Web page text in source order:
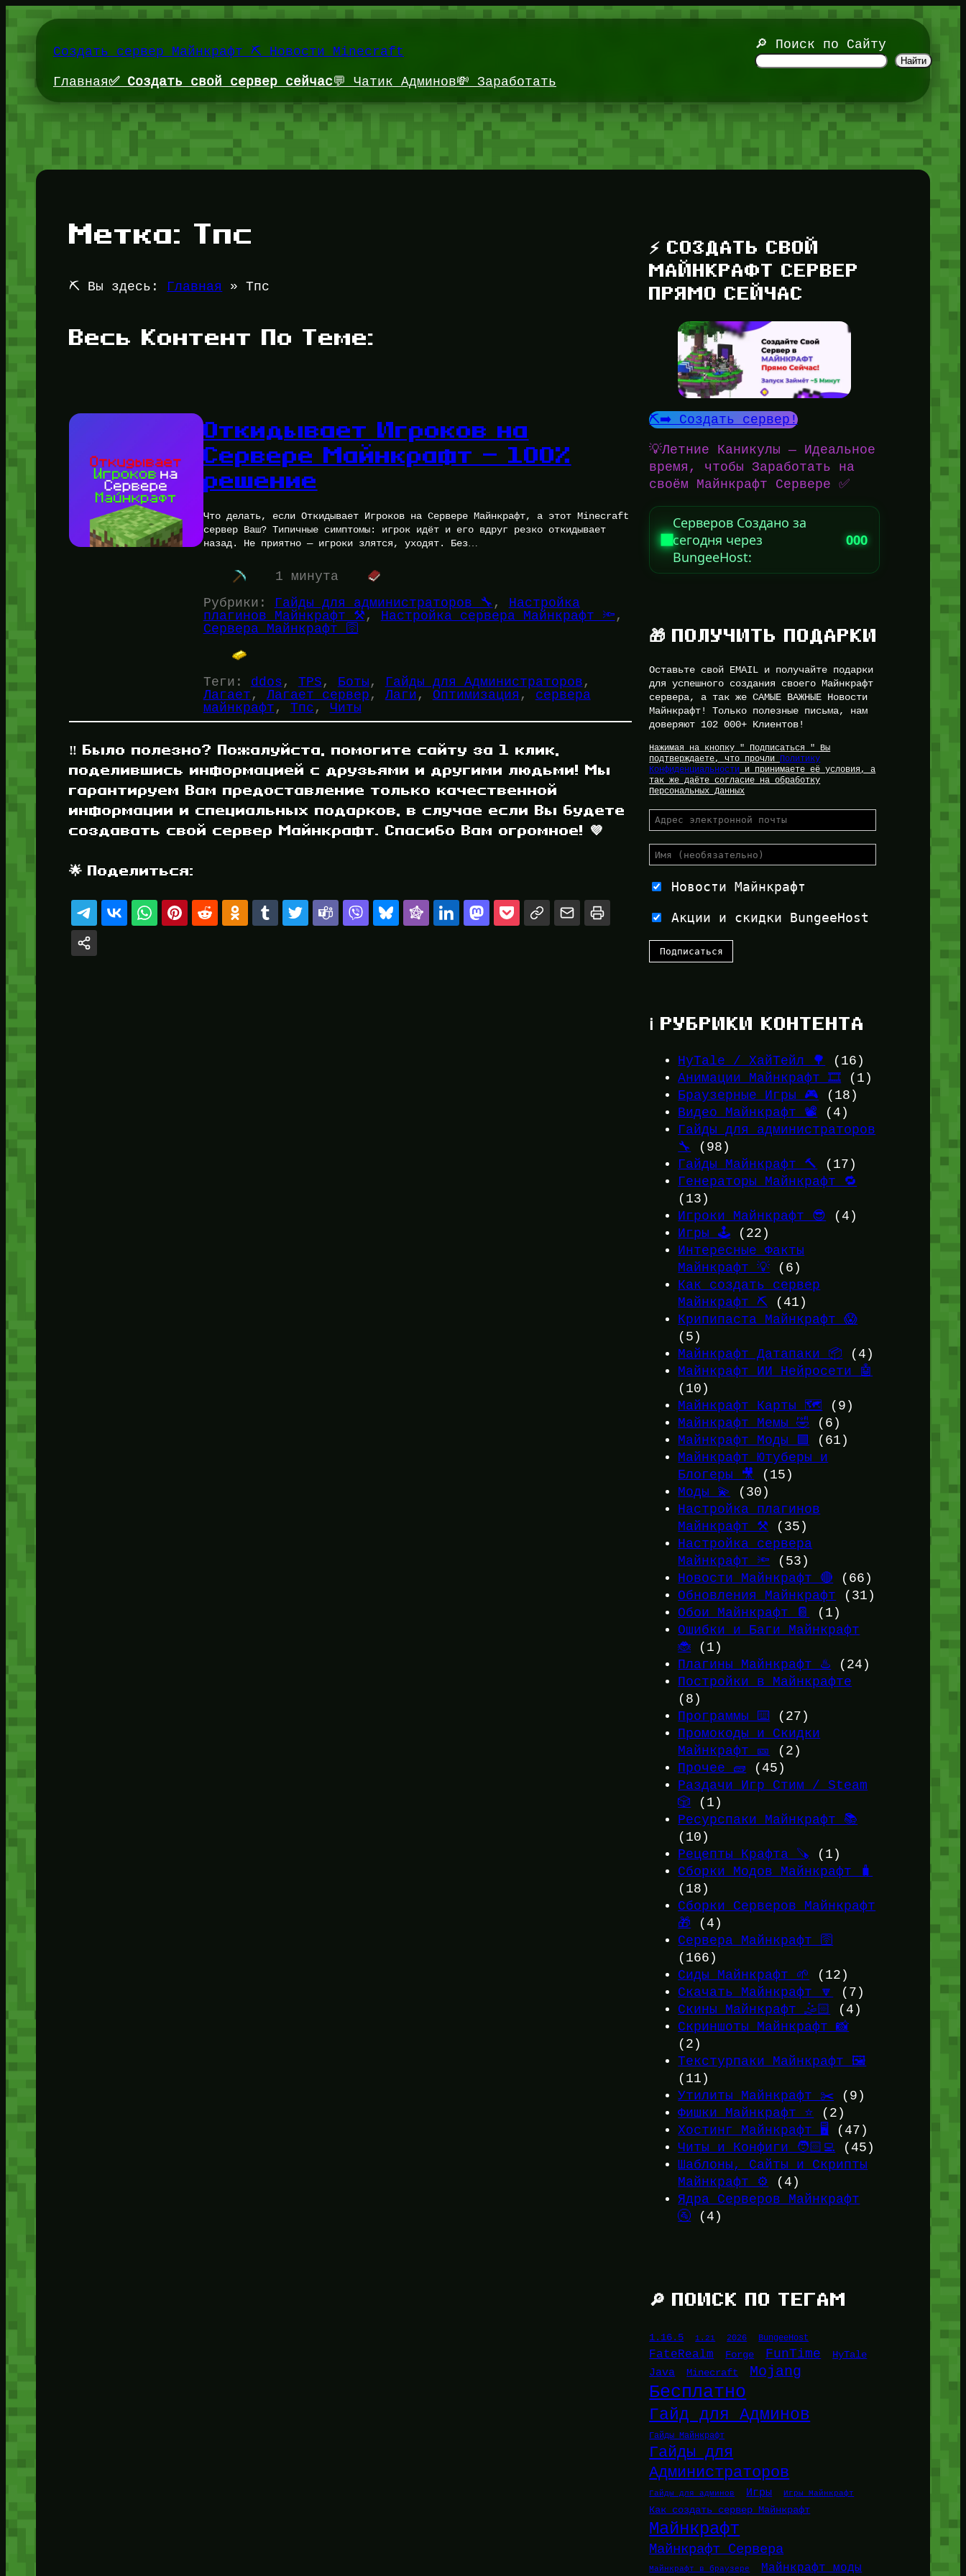
Перейти
к
содержимомуСоздать сервер Майнкрафт ⛏️ Новости Minecraft
🔎 Поиск по Сайту
Найти
Главная✅ Создать свой сервер сейчас💬 Чатик Админов💸 Заработать
Метка:Тпс
⛏️ Вы здесь: Главная »Тпс
Весь Контент По Теме:
Откидывает Игроков на
Сервере Майнкрафт — 100%
решение
Что делать, если Откидывает Игроков на Сервере Майнкрафт, а этот Minecraft
сервер Ваш? Типичные симптомы: игрок идёт и его вдруг резко откидывает
назад. Не приятно — игроки злятся, уходят. Без…
1 минута
Рубрики:
Гайды для администраторов 🔧 , Настройка
плагинов Майнкрафт ⚒️, Настройка сервера Майнкрафт 🔦
Сервера Майнкрафт 🛜
Теги: ddos , TPS , Боты , Гайды для Администраторов
Лагает , Лагает сервер , Лаги , Оптимизация , сервера
майнкрафт , Тпс , Читы
‼️ Было полезно? Пожалуйста, помогите сайту за 1 клик,
поделившись информацией с друзьями и другими людьми! Мы
гарантируем Вам предоставление только качественной
информации и специальных подарков, в случае если Вы будете
создавать свой сервер Майнкрафт. Спасибо Вам огромное! 💜
🌟 Поделиться:
⚡ СОЗДАТЬ СВОЙ
МАЙНКРАФТ СЕРВЕР
ПРЯМО СЕЙЧАС
⛏️➡️ Создать сервер!
💡Летние Каникулы — Идеальное
время, чтобы Заработать на
своём Майнкрафт Сервере ✅
Серверов Создано за
сегодня через
BungeeHost:
000
🎁 ПОЛУЧИТЬ ПОДАРКИ
Оставьте свой EMAIL и получайте подарки
для успешного создания своего Майнкрафт
сервера, а так же САМЫЕ ВАЖНЫЕ Новости
Майнкрафт! Только полезные письма, нам
доверяют 102 000+ Клиентов!
Нажимая на кнопку " Подписаться " Вы
подтверждаете, что прочли Политику
Конфиденциальности и принимаете её условия, а
так же даёте согласие на обработку
Персональных Данных
Новости Майнкрафт
Акции и скидки BungeeHost
ℹ️ РУБРИКИ КОНТЕНТА
HyTale / ХайТейл 🌳
(16)
Анимации Майнкрафт 🎞️ (1)
Браузерные Игры 🎮 (18)
Видео Майнкрафт 📽️ (4)
Гайды для администраторов
🔧
(98)
Гайды Майнкрафт 🔨
(17)
Генераторы Майнкрафт 🔁
(13)
Игроки Майнкрафт 😎 (4)
Игры 🕹️ (22)
Интересные Факты
Майнкрафт 💡 (6)
Как создать сервер
Майнкрафт ⛏️ (41)
Крипипаста Майнкрафт 😱
(5)
Майнкрафт Датапаки 📦 (4)
Майнкрафт ИИ Нейросети 🤖
(10)
Майнкрафт Карты 🗺️ (9)
Майнкрафт Мемы 🤣 (6)
Майнкрафт Моды 🟩
(61)
Майнкрафт Ютуберы и
Блогеры 🎥
(15)
Моды 💫
(30)
Настройка плагинов
Майнкрафт ⚒️ (35)
Настройка сервера
Майнкрафт 🔦 (53)
Новости Майнкрафт 🔴 (66)
Обновления Майнкрафт (31)
Обои Майнкрафт 📔
(1)
Ошибки и Баги Майнкрафт
🐞 (1)
Плагины Майнкрафт ♨️ (24)
Постройки в Майнкрафте
(8)
Программы ⌨️
(27)
Промокоды и Скидки
Майнкрафт 🎫
(2)
Прочее 🧱 (45)
Раздачи Игр Стим / Steam
🎲 (1)
Ресурспаки Майнкрафт 📚
(10)
Рецепты Крафта 🪚 (1)
Сборки Модов Майнкрафт 🧳
(18)
Сборки Серверов Майнкрафт
🎁 (4)
Сервера Майнкрафт 🛜
(166)
Сиды Майнкрафт 🌱
(12)
Скачать Майнкрафт 🔽
(7)
Скины Майнкрафт 🤹🏻
(4)
Скриншоты Майнкрафт 📸
(2)
Текстурпаки Майнкрафт 🖼️
(11)
Утилиты Майнкрафт ✂️ (9)
Фишки Майнкрафт ⭐ (2)
Хостинг Майнкрафт 🖥️
(47)
Читы и Конфиги 🧑🏻‍💻 (45)
Шаблоны, Сайты и Скрипты
Майнкрафт ⚙️ (4)
Ядра Серверов Майнкрафт
🚰 (4)
🔎 ПОИСК ПО ТЕГАМ
1.16.5 1.21 2026 BungeeHost
FateRealm Forge FunTime HyTale
Java Minecraft Mojang
Бесплатно
Гайд для Админов
Гайды Майнкрафт
Гайды для
Администраторов
Гайды для админов Игры Игры Майнкрафт
Как создать сервер Майнкрафт
Майнкрафт
Майнкрафт Сервера
Майнкрафт в браузере Майнкрафт моды